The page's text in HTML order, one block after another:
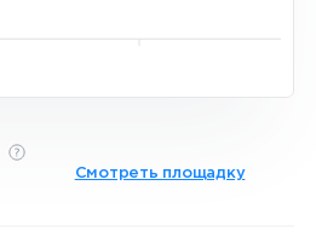
Смотреть площадку